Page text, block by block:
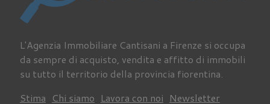
L'Agenzia Immobiliare Cantisani a Firenze si occupa
da sempre di acquisto, vendita e affitto di immobili
su tutto il territorio della provincia fiorentina.
Stima Chi siamo Lavora con noi Newsletter